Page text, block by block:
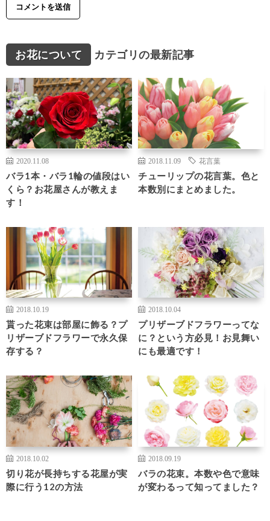
お花について カテゴリの最新記事
2020.11.08
バラ1本・バラ1輪の値段はい
くら？お花屋さんが教えま
す！
2018.11.09 花言葉
チューリップの花言葉。色と
本数別にまとめました。
2018.10.19
貰った花束は部屋に飾る？プ
リザーブドフラワーで永久保
存する？
2018.10.04
プリザーブドフラワーってな
に？という方必見！お見舞い
にも最適です！
2018.10.02
切り花が長持ちする花屋が実
際に行う12の方法
2018.09.19
バラの花束。本数や色で意味
が変わるって知ってました？